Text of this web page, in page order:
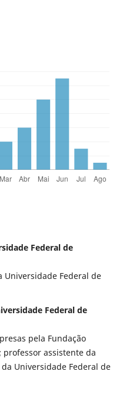
Federal de
Universidade Federal de
Federal de
pela Fundação
professor assistente da
Universidade Federal de